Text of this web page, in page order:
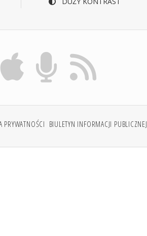
PRYWATNOŚCI BIULETYN INFORMACJI PUBLICZNEJ